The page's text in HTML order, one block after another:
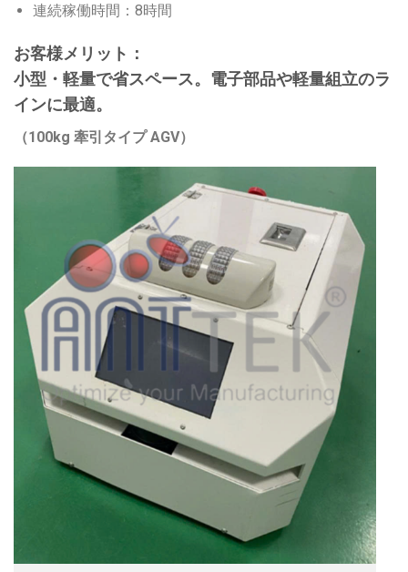
連続稼働時間：8時間
お客様メリット：
小型・軽量で省スペース。電子部品や軽量組立のラ
インに最適。
（100kg 牽引タイプ AGV）